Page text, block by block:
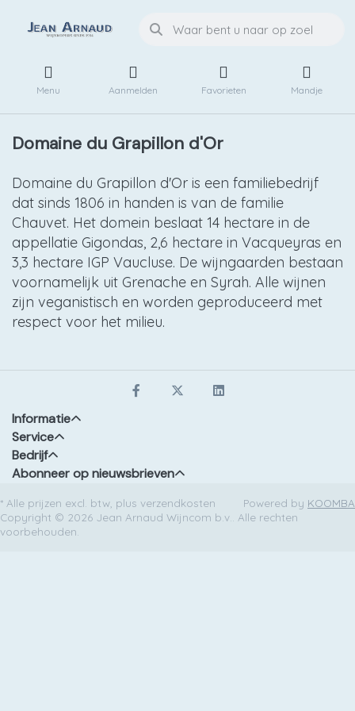
Menu Aanmelden Favorieten Mandje
Domaine du Grapillon d'Or
Domaine du Grapillon d'Or is een familiebedrijf
dat sinds 1806 in handen is van de familie
Chauvet. Het domein beslaat 14 hectare in de
appellatie Gigondas, 2,6 hectare in Vacqueyras en
3,3 hectare IGP Vaucluse. De wijngaarden bestaan
voornamelijk uit Grenache en Syrah. Alle wijnen
zijn veganistisch en worden geproduceerd met
respect voor het milieu.
Informatie
Service
Bedrijf
Abonneer op nieuwsbrieven
* Alle prijzen excl. btw, plus verzendkosten Powered by KOOMBA
Copyright © 2026 Jean Arnaud Wijncom b.v.. Alle rechten
voorbehouden.